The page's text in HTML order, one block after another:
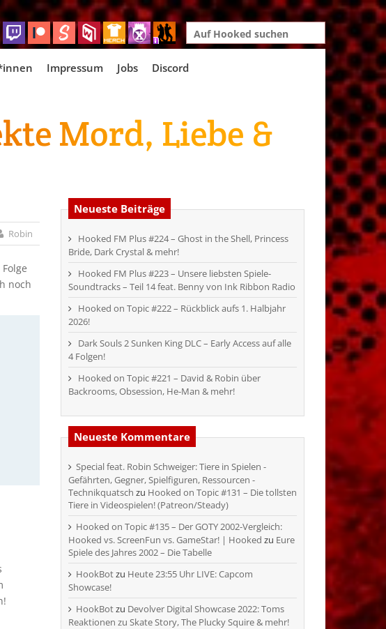
Search
for:
Impressum Jobs Discord
Mord, Liebe &
Robin
noch
Neueste Beiträge
Hooked FM Plus #224 – Ghost in the Shell, Princess
Bride, Dark Crystal & mehr!
Hooked FM Plus #223 – Unsere liebsten Spiele-
Soundtracks – Teil 14 feat. Benny von Ink Ribbon Radio
Hooked on Topic #222 – Rückblick aufs 1. Halbjahr
2026!
Dark Souls 2 Sunken King DLC – Early Access auf alle
4 Folgen!
Hooked on Topic #221 – David & Robin über
Backrooms, Obsession, He-Man & mehr!
Neueste Kommentare
Special feat. Robin Schweiger: Tiere in Spielen -
Gefährten, Gegner, Spielfiguren, Ressourcen -
Technikquatsch zu Hooked on Topic #131 – Die tollsten
Tiere in Videospielen! (Patreon/Steady)
Hooked on Topic #135 – Der GOTY 2002-Vergleich:
Hooked vs. ScreenFun vs. GameStar! | Hooked zu Eure
Spiele des Jahres 2002 – Die Tabelle
HookBotzu Heute 23:55 Uhr LIVE: Capcom
Showcase!
HookBotzu Devolver Digital Showcase 2022: Toms
Reaktionen zu Skate Story, The Plucky Squire & mehr!